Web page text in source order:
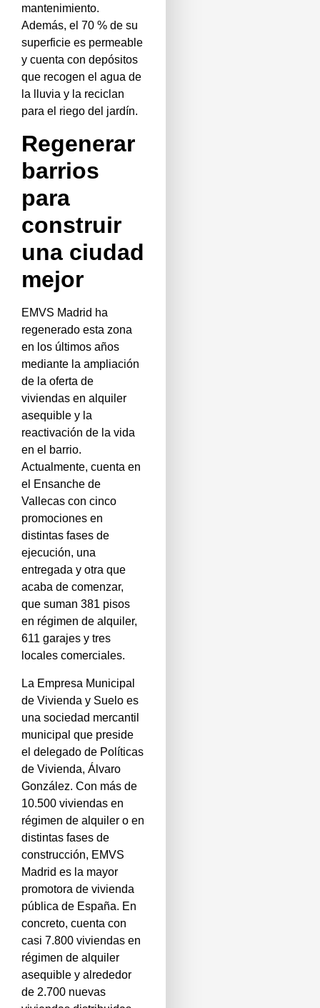
mantenimiento.
Además, el 70 % de su
superficie es permeable
y cuenta con depósitos
que recogen el agua de
la lluvia y la reciclan
para el riego del jardín.
Regenerar
barrios
para
construir
una ciudad
mejor
EMVS Madrid ha
regenerado esta zona
en los últimos años
mediante la ampliación
de la oferta de
viviendas en alquiler
asequible y la
reactivación de la vida
en el barrio.
Actualmente, cuenta en
el Ensanche de
Vallecas con cinco
promociones en
distintas fases de
ejecución, una
entregada y otra que
acaba de comenzar,
que suman 381 pisos
en régimen de alquiler,
611 garajes y tres
locales comerciales.
La Empresa Municipal
de Vivienda y Suelo es
una sociedad mercantil
municipal que preside
el delegado de Políticas
de Vivienda, Álvaro
González. Con más de
10.500 viviendas en
régimen de alquiler o en
distintas fases de
construcción, EMVS
Madrid es la mayor
promotora de vivienda
pública de España. En
concreto, cuenta con
casi 7.800 viviendas en
régimen de alquiler
asequible y alrededor
de 2.700 nuevas